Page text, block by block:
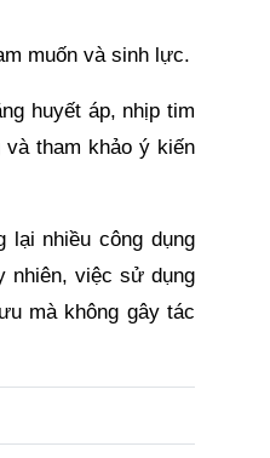
muốn và sinh lực.
huyết áp, nhịp tim
tham khảo ý kiến
nhiều công dụng
nhiên, việc sử dụng
mà không gây tác